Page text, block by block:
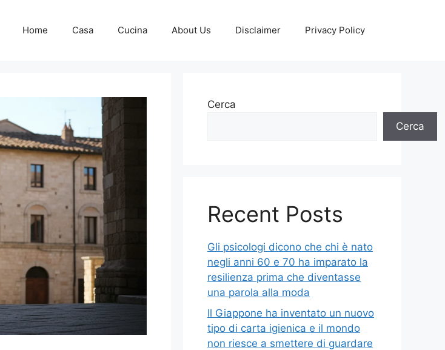
Home Casa Cucina About Us Disclaimer Privacy Policy
Cerca
Cerca
Recent Posts
Gli psicologi dicono che chi è nato
negli anni 60 e 70 ha imparato la
resilienza prima che diventasse
una parola alla moda
Il Giappone ha inventato un nuovo
tipo di carta igienica e il mondo
non riesce a smettere di guardare